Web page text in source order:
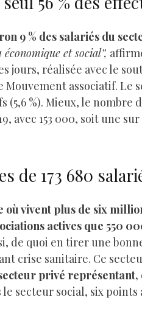
9 % des salariés du
économique et social”,
jours, réalisée avec le
associatif.
%). Mieux, le nombre
avec 153 000, soit une
de 173 680
où vivent plus de six
actives que 550
de quoi en tirer une
crise sanitaire. Ce
privé
secteur social, six